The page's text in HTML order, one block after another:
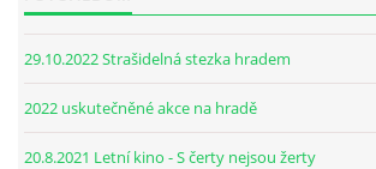
29.10.2022 Strašidelná stezka hradem
2022 uskutečněné akce na hradě
20.8.2021 Letní kino - S čerty nejsou žerty